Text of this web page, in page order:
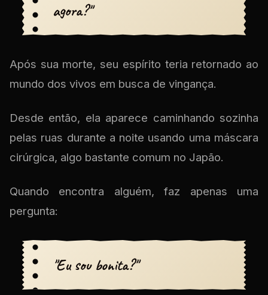
agora?"
Após sua morte, seu espírito teria retornado ao
mundo dos vivos em busca de vingança.
Desde então, ela aparece caminhando sozinha
pelas ruas durante a noite usando uma máscara
cirúrgica, algo bastante comum no Japão.
Quando encontra alguém, faz apenas uma
pergunta:
"Eu sou bonita?"